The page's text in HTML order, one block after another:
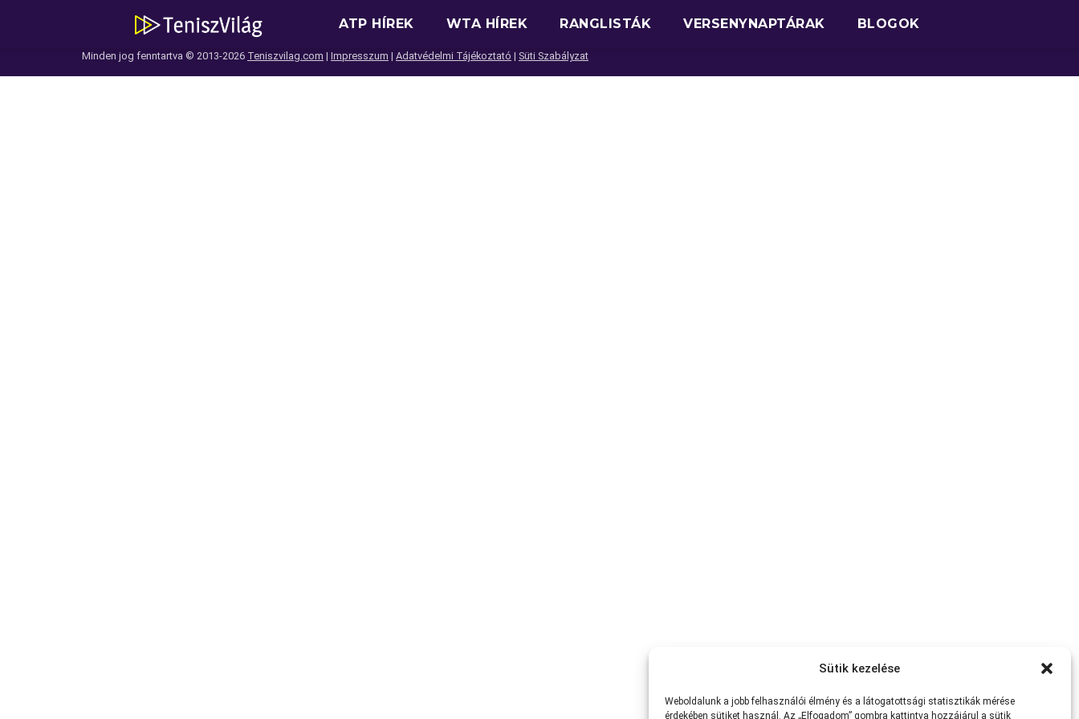
Sütik kezelése
Weboldalunk a jobb felhasználói élmény és a látogatottsági statisztikák mérése
érdekében sütiket használ. Az „Elfogadom” gombra kattintva hozzájárul a sütik
ATP HÍREK WTA HÍREK RANGLISTÁK VERSENYNAPTÁRAK BLOGOK
Minden jog fenntartva © 2013-2026 Teniszvilag.com | Impresszum | Adatvédelmi Tájékoztató | Süti Szabályzat